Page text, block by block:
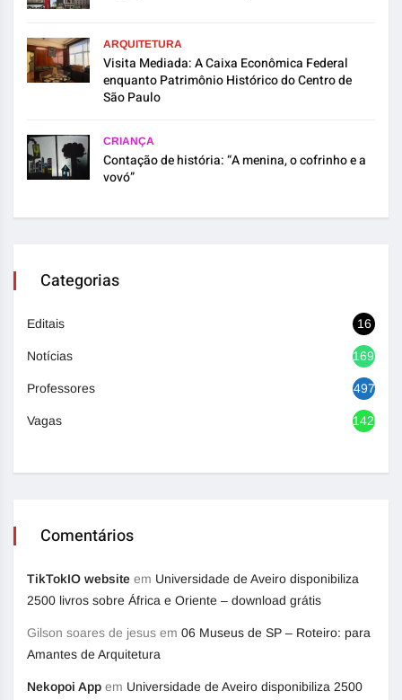
ARQUITETURA
Visita Mediada: A Caixa Econômica Federal
enquanto Patrimônio Histórico do Centro de
São Paulo
CRIANÇA
Contação de história: “A menina, o cofrinho e a
vovó”
Categorias
Editais 16
Notícias 1692
Professores 497
Vagas 1420
Comentários
TikTokIO website em Universidade de Aveiro disponibiliza
2500 livros sobre África e Oriente – download grátis
Gilson soares de jesus em 06 Museus de SP – Roteiro: para
Amantes de Arquitetura
Nekopoi App em Universidade de Aveiro disponibiliza 2500